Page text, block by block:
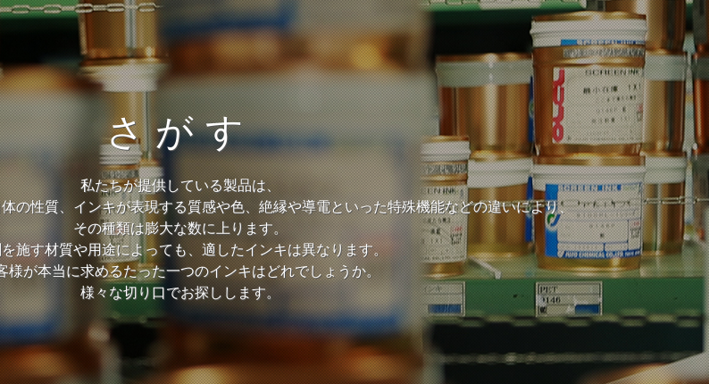
さがす
私たちが提供している製品は、
の性質、インキが表現する質感や色、絶縁や導電といった特殊機能などの違いにより、
その種類は膨大な数に上ります。
施す材質や用途によっても、適したインキは異なります。
様が本当に求めるたった一つのインキはどれでしょうか。
様々な切り口でお探しします。